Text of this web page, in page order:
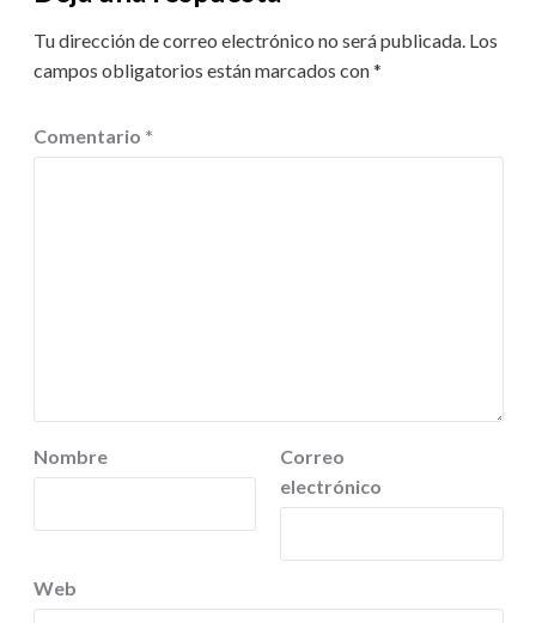
Tu dirección de correo electrónico no será publicada. Los
campos obligatorios están marcados con*
Comentario *
Nombre
Correo
electrónico
Web